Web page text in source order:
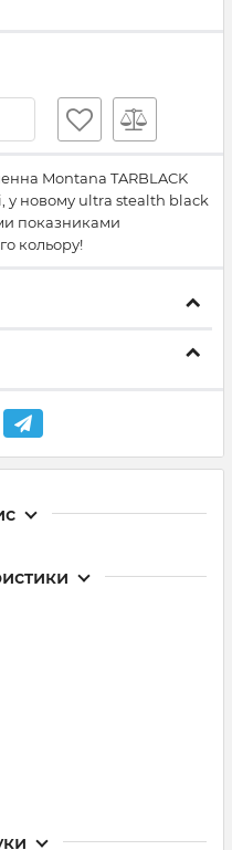
Montana TARBLACK
у новому ultra stealth black
показниками
кольору!